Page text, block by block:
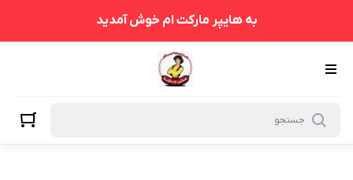
به هایپر مارکت ام خوش آمدید